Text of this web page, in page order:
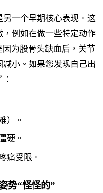
另一个早期核心表现。这
例如在做一些特定动作
为股骨头缺血后，关节
小。如果您发现自己出
）。
硬。
痛受限。
势“怪怪的”